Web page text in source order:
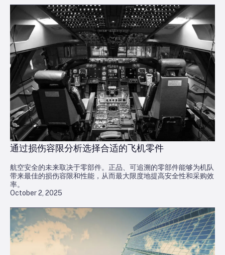
October 2, 2025
通过损伤容限分析选择合适的飞机零件
航空安全的未来取决于零部件。正品、可追溯的零部件能够为机队
带来最佳的损伤容限和性能，从而最大限度地提高安全性和采购效
率。